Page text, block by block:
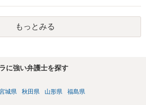
をご持参いただき最寄りの法律事務所にご相
署に相談する等の対応をしていただくことが
もっとみる
に強い弁護士を探す
城県 秋田県 山形県 福島県